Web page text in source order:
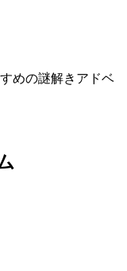
めの謎解きアドベ